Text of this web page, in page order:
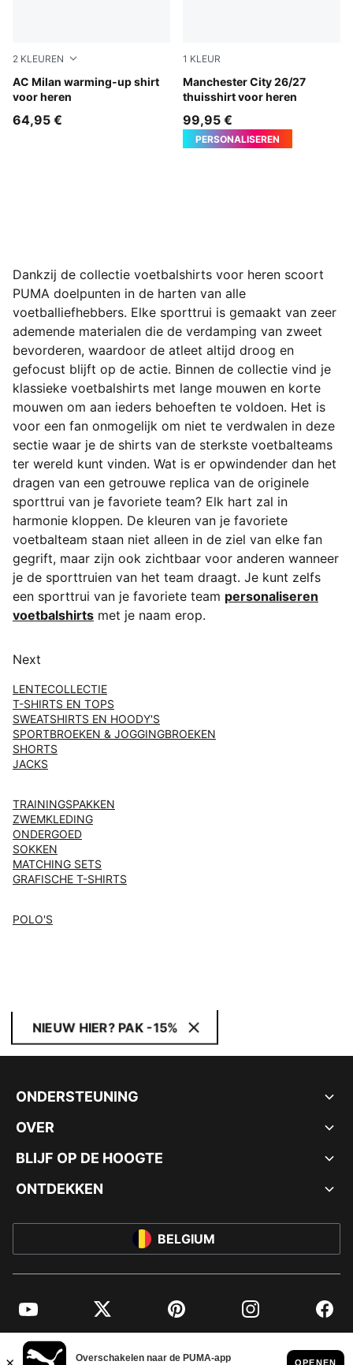
2 KLEUREN
AC Milan warming-up shirt
voor heren
For All Time Red-PUMA Black
64,95 €
1 KLEUR
Manchester City 26/27
thuisshirt voor heren
Team Light Blue-Icy Blue
99,95 €
PERSONALISEREN
Dankzij de collectie voetbalshirts voor heren scoort
PUMA doelpunten in de harten van alle
voetballiefhebbers. Elke sporttrui is gemaakt van zeer
ademende materialen die de verdamping van zweet
bevorderen, waardoor de atleet altijd droog en
gefocust blijft op de actie. Binnen de collectie vind je
klassieke voetbalshirts met lange mouwen en korte
mouwen om aan ieders behoeften te voldoen. Het is
voor een fan onmogelijk om niet te verdwalen in deze
sectie waar je de shirts van de sterkste voetbalteams
ter wereld kunt vinden. Wat is er opwindender dan het
dragen van een getrouwe replica van de originele
sporttrui van je favoriete team? Elk hart zal in
harmonie kloppen. De kleuren van je favoriete
voetbalteam staan niet alleen in de ziel van elke fan
gegrift, maar zijn ook zichtbaar voor anderen wanneer
je de sporttruien van het team draagt. Je kunt zelfs
een sporttrui van je favoriete team personaliseren
voetbalshirts met je naam erop.
Next
LENTECOLLECTIE
T-SHIRTS EN TOPS
SWEATSHIRTS EN HOODY'S
SPORTBROEKEN & JOGGINGBROEKEN
SHORTS
JACKS
TRAININGSPAKKEN
ZWEMKLEDING
ONDERGOED
SOKKEN
MATCHING SETS
GRAFISCHE T-SHIRTS
POLO'S
NIEUW HIER? PAK -15%
ONDERSTEUNING
OVER
BLIJF OP DE HOOGTE
ONTDEKKEN
BELGIUM
YouTube Twitter Pinterest Instagram
© PUMA EUROPE GMBH, 2026. ALLE RECHTEN VOORBEHOUDEN
BEDRIJFSGEGEVENS EN JURIDISCHE GEGEVENS